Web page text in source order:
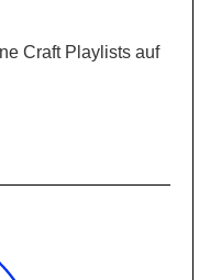
Craft Playlists auf